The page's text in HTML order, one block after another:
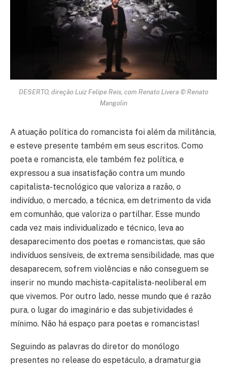
DESERTO, direção Luiz Felipe Reis, com Renato Livera © Renato
Mangolin
A atuação política do romancista foi além da militância,
e esteve presente também em seus escritos. Como
poeta e romancista, ele também fez política, e
expressou a sua insatisfação contra um mundo
capitalista-tecnológico que valoriza a razão, o
indivíduo, o mercado, a técnica, em detrimento da vida
em comunhão, que valoriza o partilhar. Esse mundo
cada vez mais individualizado e técnico, leva ao
desaparecimento dos poetas e romancistas, que são
indivíduos sensíveis, de extrema sensibilidade, mas que
desaparecem, sofrem violências e não conseguem se
inserir no mundo machista-capitalista-neoliberal em
que vivemos. Por outro lado, nesse mundo que é razão
pura, o lugar do imaginário e das subjetividades é
mínimo. Não há espaço para poetas e romancistas!
Seguindo as palavras do diretor do monólogo
presentes no release do espetáculo, a dramaturgia